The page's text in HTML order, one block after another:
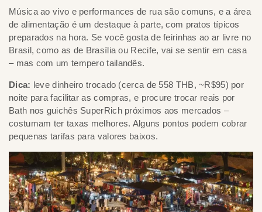
Música ao vivo e performances de rua são comuns, e a área
de alimentação é um destaque à parte, com pratos típicos
preparados na hora. Se você gosta de feirinhas ao ar livre no
Brasil, como as de Brasília ou Recife, vai se sentir em casa
– mas com um tempero tailandês.
Dica: leve dinheiro trocado (cerca de 558 THB, ~R$95) por
noite para facilitar as compras, e procure trocar reais por
Bath nos guichês SuperRich próximos aos mercados –
costumam ter taxas melhores. Alguns pontos podem cobrar
pequenas tarifas para valores baixos.